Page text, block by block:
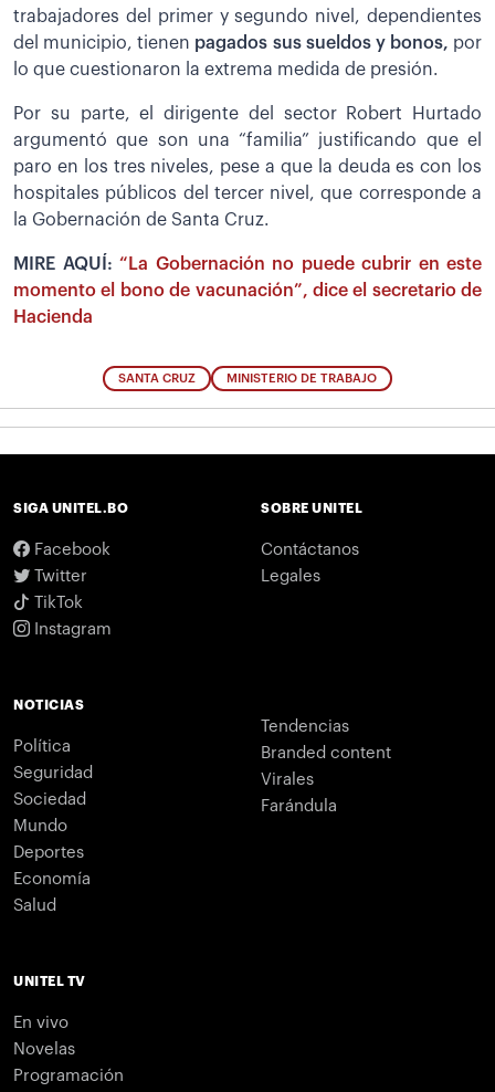
trabajadores del primer y segundo nivel, dependientes
del municipio, tienen pagados sus sueldos y bonos, por
lo que cuestionaron la extrema medida de presión.
Por su parte, el dirigente del sector Robert Hurtado
argumentó que son una “familia” justificando que el
paro en los tres niveles, pese a que la deuda es con los
hospitales públicos del tercer nivel, que corresponde a
la Gobernación de Santa Cruz.
MIRE AQUÍ: “La Gobernación no puede cubrir en este
momento el bono de vacunación”, dice el secretario de
Hacienda
SANTA CRUZ MINISTERIO DE TRABAJO
SIGA UNITEL.BO
Facebook
Twitter
TikTok
Instagram
SOBRE UNITEL
Contáctanos
Legales
NOTICIAS
Política
Seguridad
Sociedad
Mundo
Deportes
Economía
Salud
Tendencias
Branded content
Virales
Farándula
UNITEL TV
En vivo
Novelas
Programación